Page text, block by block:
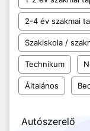
2-4 év szakmai
Szakiskola /
Technikum
Általános
Autószerelő